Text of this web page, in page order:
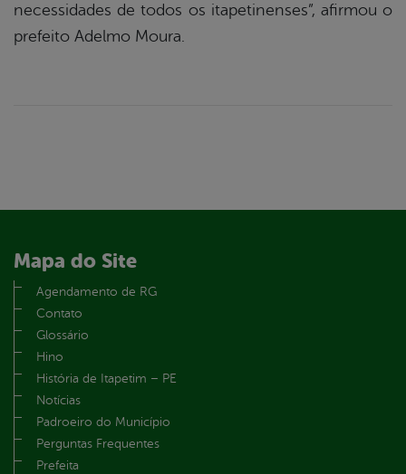
necessidades de todos os itapetinenses”, afirmou o
prefeito Adelmo Moura.
Mapa do Site
Agendamento de RG
Contato
Glossário
Hino
História de Itapetim – PE
Notícias
Padroeiro do Município
Perguntas Frequentes
Prefeita